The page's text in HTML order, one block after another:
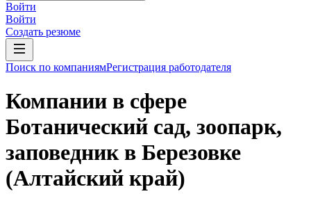
Войти
Войти
Создать резюме
Поиск по компаниямРегистрация работодателя
Компании в сфере
Ботанический сад, зоопарк,
заповедник в Березовке
(Алтайский край)